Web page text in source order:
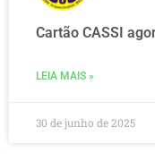
Cartão CASSI
LEIA MAIS »
30 de junho de 2025